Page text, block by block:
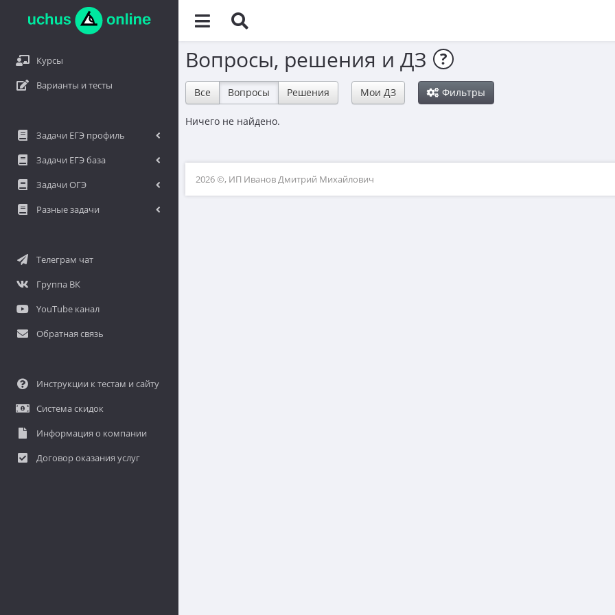
Курсы
Варианты и тесты
Задачи ЕГЭ профиль
Задачи ЕГЭ база
Задачи ОГЭ
Разные задачи
Телеграм чат
Группа ВК
YouTube канал
Обратная связь
Инструкции к тестам и сайту
Система скидок
Информация о компании
Договор оказания услуг
Вопросы, решения и ДЗ ?
Все Вопросы Решения Мои ДЗ Фильтры
Ничего не найдено.
2026 ©, ИП Иванов Дмитрий Михайлович